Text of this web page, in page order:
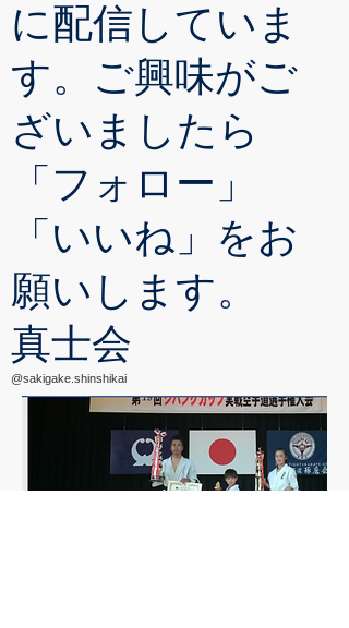
に配信していま
す。ご興味がご
ざいましたら
「フォロー」
「いいね」をお
願いします。
真士会
@sakigake.shinshikai